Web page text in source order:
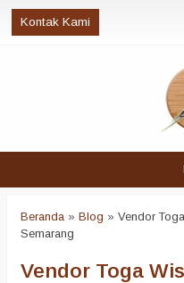
Kontak Kami
Beranda » Blog » Vendor
Semarang
Vendor Toga